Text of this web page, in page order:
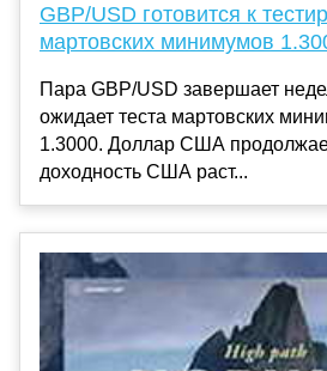
GBP/USD готовится к
мартовских минимумов
Пара GBP/USD завершает
ожидает теста мартовских
1.3000. Доллар США
доходность США раст...